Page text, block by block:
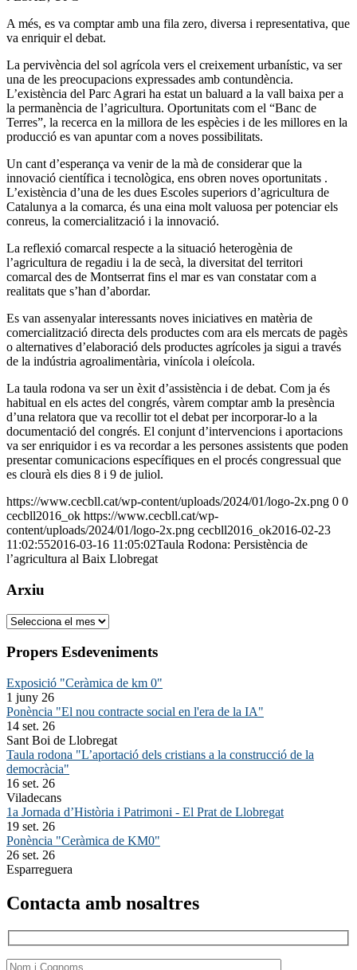
A més, es va comptar amb una fila zero, diversa i representativa, que
va enriquir el debat.
La pervivència del sol agrícola vers el creixement urbanístic, va ser
una de les preocupacions expressades amb contundència.
L’existència del Parc Agrari ha estat un baluard a la vall baixa per a
la permanència de l’agricultura. Oportunitats com el “Banc de
Terres”, la recerca en la millora de les espècies i de les millores en la
producció es van apuntar com a noves possibilitats.
Un cant d’esperança va venir de la mà de considerar que la
innovació científica i tecnològica, ens obren noves oportunitats .
L’existència d’una de les dues Escoles superiors d’agricultura de
Catalunya a la comarca, és una eina molt valuosa per potenciar els
conreus, la comercialització i la innovació.
La reflexió comarcal respecte a la situació heterogènia de
l’agricultura de regadiu i la de secà, la diversitat del territori
comarcal des de Montserrat fins el mar es van constatar com a
realitats que s’han d’abordar.
Es van assenyalar interessants noves iniciatives en matèria de
comercialització directa dels productes com ara els mercats de pagès
o alternatives d’elaboració dels productes agrícoles ja sigui a través
de la indústria agroalimentària, vinícola i oleícola.
La taula rodona va ser un èxit d’assistència i de debat. Com ja és
habitual en els actes del congrés, vàrem comptar amb la presència
d’una relatora que va recollir tot el debat per incorporar-lo a la
documentació del congrés. El conjunt d’intervencions i aportacions
va ser enriquidor i es va recordar a les persones assistents que poden
presentar comunicacions específiques en el procés congressual que
es clourà els dies 8 i 9 de juliol.
https://www.cecbll.cat/wp-content/uploads/2024/01/logo-2x.png 0 0
cecbll2016_ok https://www.cecbll.cat/wp-
content/uploads/2024/01/logo-2x.png cecbll2016_ok2016-02-23
11:02:552016-03-16 11:05:02Taula Rodona: Persistència de
l’agricultura al Baix Llobregat
Arxiu
Arxiu
Propers Esdeveniments
Exposició "Ceràmica de km 0"
1 juny 26
Ponència "El nou contracte social en l'era de la IA"
14 set. 26
Sant Boi de Llobregat
Taula rodona "L’aportació dels cristians a la construcció de la
democràcia"
16 set. 26
Viladecans
1a Jornada d’Història i Patrimoni - El Prat de Llobregat
19 set. 26
Ponència "Ceràmica de KM0"
26 set. 26
Esparreguera
Contacta amb nosaltres